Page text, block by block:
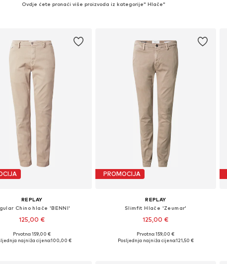
Ovdje ćete pronaći više proizvoda iz kategorije" Hlače"
REPLAY
Chino hlače 'BENNI'
125,00 €
Dostupno u više veličina
Prvotno: 159,00 €
najniža cijena:100,00 €
PROMOCIJA
REPLAY
Slimfit Hlače 'Zeumar'
125,00 €
+2
Dostupno u više veličina
Prvotno: 159,00 €
Posljednja najniža cijena:121,50 €